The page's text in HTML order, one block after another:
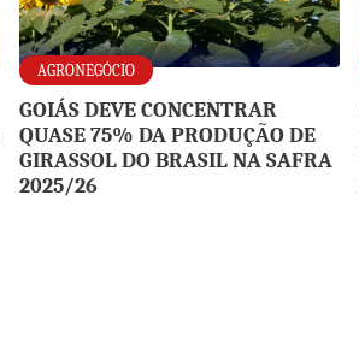
AGRONEGÓCIO
GOIÁS DEVE CONCENTRAR
QUASE 75% DA PRODUÇÃO DE
GIRASSOL DO BRASIL NA SAFRA
2025/26